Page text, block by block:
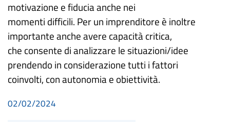
motivazione e fiducia anche nei
momenti difficili. Per un imprenditore è inoltre
importante anche avere capacità critica,
che consente di analizzare le situazioni/idee
prendendo in considerazione tutti i fattori
coinvolti, con autonomia e obiettività.
02/02/2024